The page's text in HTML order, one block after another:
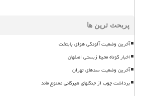
پربحث ترین ها
آخرین وضعیت آلودگی هوای پایتخت
اخبار کوتاه محیط زیستی اصفهان
آخرین وضعیت سدهای تهران
برداشت چوب از جنگلهای هیرکانی ممنوع ماند